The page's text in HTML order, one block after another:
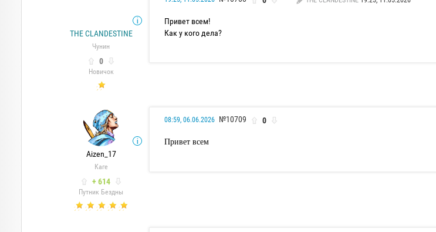
THE CLANDESTINE
Чунин
0
Новичок
Привет всем!
Как у кого дела?
Aizen_17
Каге
+ 614
Путник Бездны
08:59, 06.06.2026 №10709 0
Привет всем